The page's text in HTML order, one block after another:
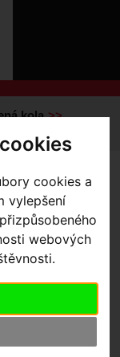
cookies a
vylepšení
webových
NÁSO
NÁKUPU
SLUŽBY
REGISTRACE
ZTRATILI
kola
- Roval